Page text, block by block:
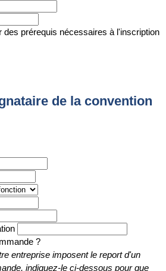
des prérequis nécessaires à l'inscription
de la convention
?
entreprise imposent le report d'un
indiquez-le ci-dessous pour que